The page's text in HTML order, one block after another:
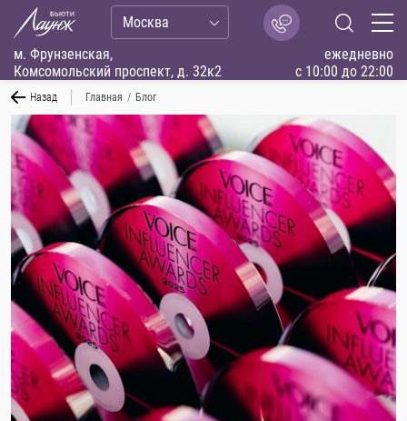
м. Фрунзенская,
Комсомольский проспект, д. 32к2
ежедневно
с 10:00 до 22:00
Москва
Назад Главная / Блог